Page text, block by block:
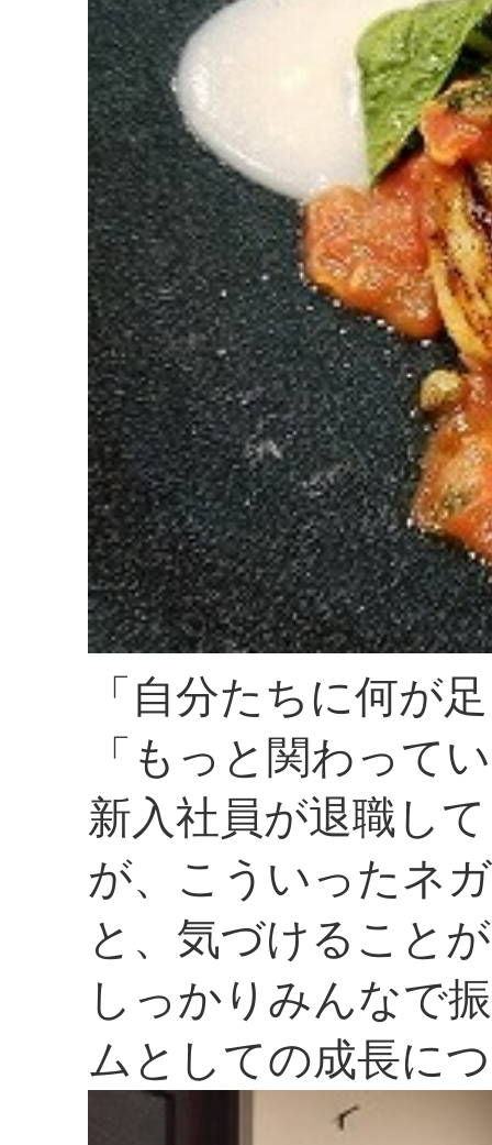
「自分たちに何が
「もっと関わって
新入社員が退職し
が、こういったネ
と、気づけること
しっかりみんなで
ムとしての成長に